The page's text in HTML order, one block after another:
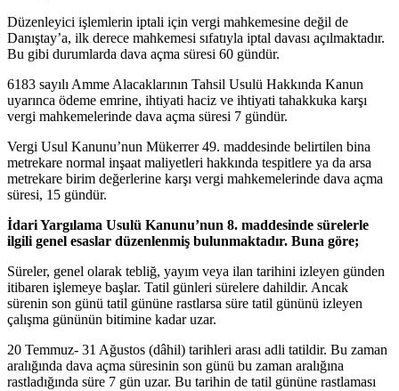
Düzenleyici işlemlerin iptali için vergi mahkemesine değil de
Danıştay’a, ilk derece mahkemesi sıfatıyla iptal davası açılmaktadır.
Bu gibi durumlarda dava açma süresi 60 gündür.
6183 sayılı Amme Alacaklarının Tahsil Usulü Hakkında Kanun
uyarınca ödeme emrine, ihtiyati haciz ve ihtiyati tahakkuka karşı
vergi mahkemelerinde dava açma süresi 7 gündür.
Vergi Usul Kanunu’nun Mükerrer 49. maddesinde belirtilen bina
metrekare normal inşaat maliyetleri hakkında tespitlere ya da arsa
metrekare birim değerleri­ne karşı vergi mahkemelerinde dava açma
süresi, 15 gündür.
İdari Yargılama Usulü Kanunu’nun 8. maddesinde sürelerle
ilgili genel esaslar dü­zenlenmiş bulunmaktadır. Buna göre;
Süreler, genel olarak tebliğ, yayım veya ilan tarihini izleyen günden
itibaren iş­lemeye başlar. Tatil günleri sürelere dahildir. Ancak
sürenin son günü tatil günü­ne rastlarsa süre tatil gününü izleyen
çalışma gününün bitimine kadar uzar.
20 Temmuz- 31 Ağustos (dâhil) tarihleri arası adli tatildir. Bu zaman
aralığında dava açma süresinin son günü bu zaman aralığına
rastladığında süre 7 gün uzar. Bu tarihin de tatil gününe rastlaması